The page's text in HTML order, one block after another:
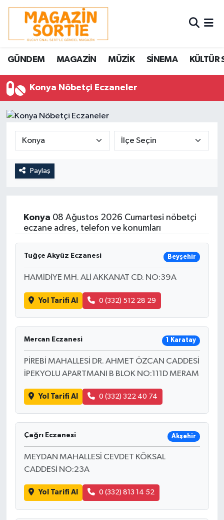
GÜNDEM MAGAZİN MÜZİK SİNEMA KÜLTÜR
Konya Nöbetçi Eczaneler
Paylaş
Konya 08 Ağustos 2026 Cumartesi nöbetçi
eczane adres, telefon ve konumları
Tuğçe Akyüz Eczanesi Beyşehir
HAMİDİYE MH. ALİ AKKANAT CD. NO:39A
Yol Tarifi Al 0 (332) 512 28 29
Mercan Eczanesi 1 Karatay
PİREBİ MAHALLESİ DR. AHMET ÖZCAN CADDESİ
İPEKYOLU APARTMANI B BLOK NO:111D MERAM
Yol Tarifi Al 0 (332) 322 40 74
Çağrı Eczanesi Akşehir
MEYDAN MAHALLESİ CEVDET KÖKSAL
CADDESİ NO:23A
Yol Tarifi Al 0 (332) 813 14 52
Nöbetçi Eczaneler
Hava Durumu
Trafik Durumu
Süper Lig Puan Durumu ve Fikstür
Tüm Manşetler
Son Dakika Haberleri